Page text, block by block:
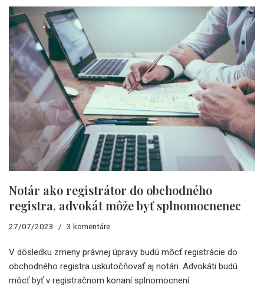
Notár ako registrátor do obchodného
registra, advokát môže byť splnomocnenec
27/07/2023 3 komentáre
V dôsledku zmeny právnej úpravy budú môcť registrácie do
obchodného registra uskutočňovať aj notári. Advokáti budú
môcť byť v registračnom konaní splnomocnení.